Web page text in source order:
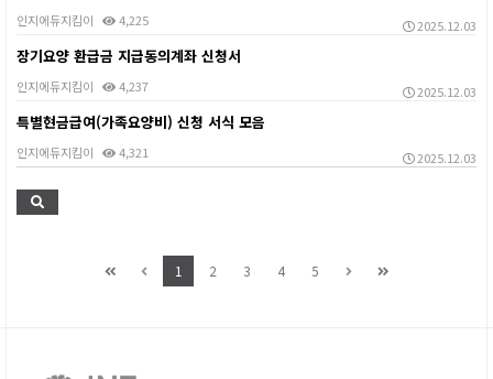
인지에듀지킴이 4,225 2025.12.03
장기요양 환급금 지급동의계좌 신청서
인지에듀지킴이 4,237 2025.12.03
특별현금급여(가족요양비) 신청 서식 모음
인지에듀지킴이 4,321 2025.12.03
1 2 3 4 5